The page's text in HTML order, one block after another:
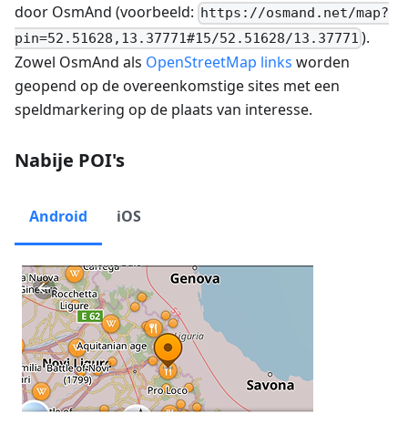
door OsmAnd (voorbeeld: https://osmand.net/map?
pin=52.51628,13.37771#15/52.51628/13.37771 ).
Zowel OsmAnd als OpenStreetMap links worden
geopend op de overeenkomstige sites met een
speldmarkering op de plaats van interesse.
Nabije POI's
Android iOS